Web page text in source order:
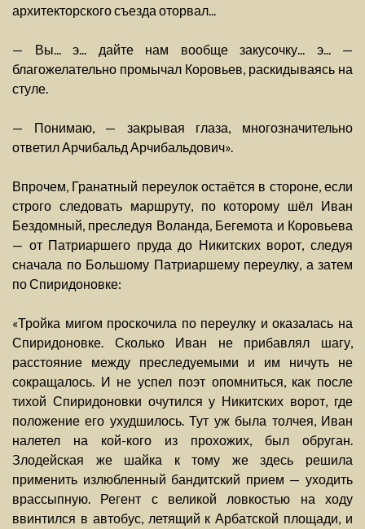
архитекторского съезда оторвал...
— Вы... э... дайте нам вообще закусочку... э... —
благожелательно промычал Коровьев, раскидываясь на
стуле.
— Понимаю, — закрывая глаза, многозначительно
ответил Арчибальд Арчибальдович».
Впрочем, Гранатный переулок остаётся в стороне, если
строго следовать маршруту, по которому шёл Иван
Бездомный, преследуя Воланда, Бегемота и Коровьева
— от Патриаршего пруда до Никитских ворот, следуя
сначала по Большому Патриаршему переулку, а затем
по Спиридоновке:
«Тройка мигом проскочила по переулку и оказалась на
Спиридоновке. Сколько Иван не прибавлял шагу,
расстояние между преследуемыми и им ничуть не
сокращалось. И не успел поэт опомниться, как после
тихой Спиридоновки очутился у Никитских ворот, где
положение его ухудшилось. Тут уж была толчея, Иван
налетел на кой-кого из прохожих, был обруган.
Злодейская же шайка к тому же здесь решила
применить излюбленный бандитский прием — уходить
врассыпную. Регент с великой ловкостью на ходу
ввинтился в автобус, летящий к Арбатской площади, и